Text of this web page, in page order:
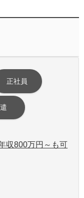
正社員
収800万円～も可